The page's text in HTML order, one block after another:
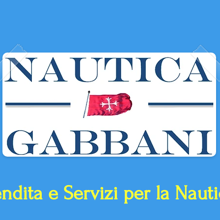
e Servizi per la